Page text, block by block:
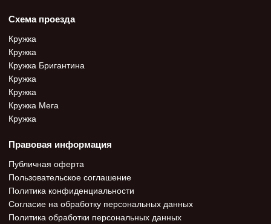
Схема проезда
Кружка
Кружка
Кружка Бригантина
Кружка
Кружка
Кружка Мега
Кружка
Правовая информация
Публичная оферта
Пользовательское соглашение
Политика конфиденциальности
Согласие на обработку персональных данных
Политика обработки персональных данных